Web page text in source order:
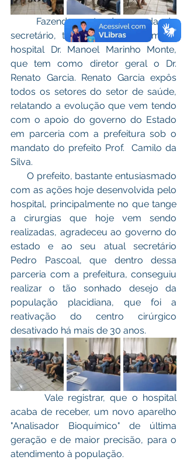
secretário, todos se deslocaram ao
hospital Dr. Manoel Marinho Monte,
que tem como diretor geral o Dr.
Renato Garcia. Renato Garcia expôs
todos os setores do setor de saúde,
relatando a evolução que vem tendo
com o apoio do governo do Estado
em parceria com a prefeitura sob o
mandato do prefeito Prof.  Camilo da
Silva.
com as ações hoje desenvolvida pelo
hospital, principalmente no que tange
a cirurgias que hoje vem sendo
realizadas, agradeceu ao governo do
estado e ao seu atual secretário
Pedro Pascoal, que dentro dessa
parceria com a prefeitura, conseguiu
realizar o tão sonhado desejo da
população placidiana, que foi a
reativação do centro cirúrgico
desativado há mais de 30 anos.
acaba de receber, um novo aparelho
"Analisador Bioquímico" de última
geração e de maior precisão, para o
atendimento à população.